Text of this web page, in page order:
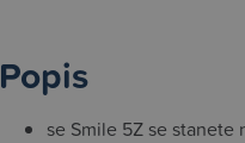
Popis
se Smile 5Z se